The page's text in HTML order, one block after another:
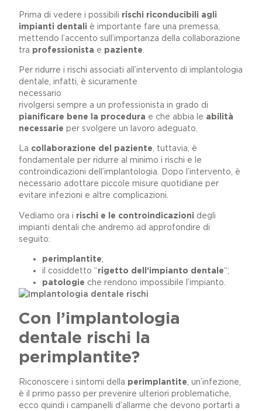
Prima di vedere i possibili rischi riconducibili agli
impianti dentali è importante fare una premessa,
mettendo l’accento sull’importanza della collaborazione
tra professionista e paziente
Per ridurre i rischi associati all’intervento di implantologia
dentale, infatti, è sicuramente
rivolgersi sempre a un professionista in grado di
pianificare bene la procedura e che abbia le abilità
necessarie per svolgere un lavoro adeguato.
La collaborazione del paziente, tuttavia, è
fondamentale per ridurre al minimo i rischi e le
controindicazioni dell’implantologia. Dopo l’intervento, è
necessario adottare piccole misure quotidiane per
evitare infezioni e altre complicazioni.
Vediamo ora i rischi e le controindicazioni degli
impianti dentali che andremo ad approfondire di
seguito:
perimplantite;
il cosiddetto “rigetto dell’impianto dentale“;
patologie che rendono impossibile l’impianto.
Con l’implantologia
dentale rischi la
perimplantite?
Riconoscere i sintomi della perimplantite , un’infezione,
è il primo passo per prevenire ulteriori problematiche,
ecco quindi i campanelli d’allarme che devono portarti a